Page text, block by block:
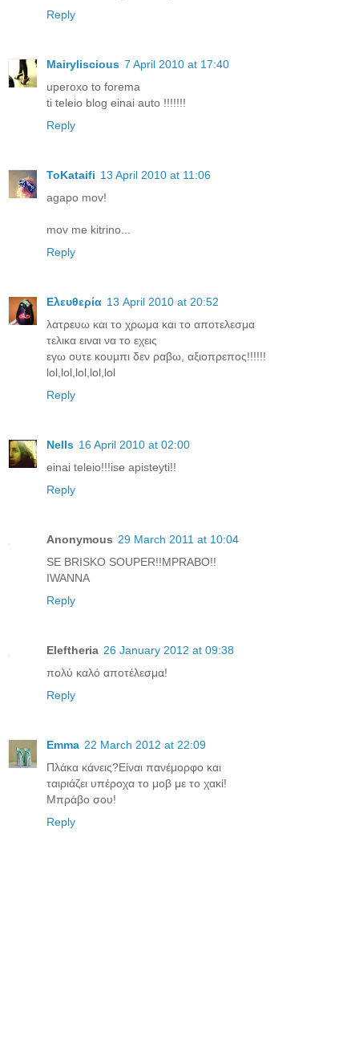
Reply
Mairyliscious 7 April 2010 at 17:40
uperoxo to forema
ti teleio blog einai auto !!!!!!!
Reply
ToKataifi 13 April 2010 at 11:06
agapo mov!
mov me kitrino...
Reply
Ελευθερία 13 April 2010 at 20:52
λατρευω και το χρωμα και το αποτελεσμα
τελικα ειναι να το εχεις
εγω ουτε κουμπι δεν ραβω, αξιοπρεπος!!!!!!
lol,lol,lol,lol,lol
Reply
Nells 16 April 2010 at 02:00
einai teleio!!!ise apisteyti!!
Reply
Anonymous 29 March 2011 at 10:04
SE BRISKO SOUPER!!MPRABO!!
IWANNA
Reply
Eleftheria 26 January 2012 at 09:38
πολύ καλό αποτέλεσμα!
Reply
Emma 22 March 2012 at 22:09
Πλάκα κάνεις?Είναι πανέμορφο και
ταιριάζει υπέροχα το μοβ με το χακί!
Μπράβο σου!
Reply